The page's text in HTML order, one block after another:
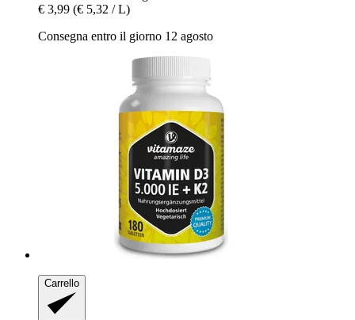
€ 3,99 (€ 5,32 / L)
Consegna entro il giorno 12 agosto
Carrello